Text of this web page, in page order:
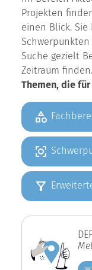
Projekten
einen Blick.
Suche gezielt
Zeitraum finden.
Themen, die